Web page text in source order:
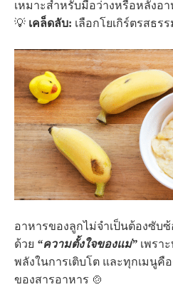
เหมาะสำหรับมื้อว่างหรือหลังอ
💡 เคล็ดลับ: เลือกโยเกิร์ตรสธร
อาหารของลูกไม่จำเป็นต้องซับ
ด้วย “ความตั้งใจของแม่” เพรา
พลังในการเติบโต และทุกเมนูคื
ของสารอาหาร 🍲